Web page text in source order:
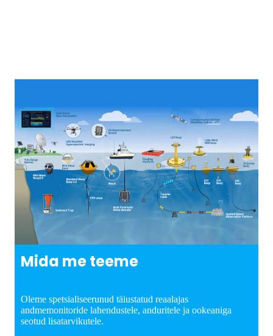
Mida me teeme
Oleme spetsialiseerunud täiustatud reaalajas
andmemonitoride lahendustele, anduritele ja ookeaniga
seotud lisatarvikutele.